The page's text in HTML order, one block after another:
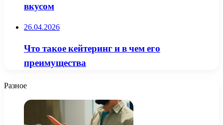
вкусом
26.04.2026
Что такое кейтеринг и в чем его
преимущества
Разное